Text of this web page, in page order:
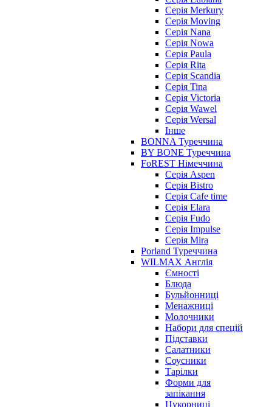
Серія Merkury
Серія Moving
Серія Nana
Серія Nowa
Серія Paula
Серія Rita
Серія Scandia
Серія Tina
Серія Victoria
Серія Wawel
Серія Wersal
Інше
BONNA Туреччина
BY BONE Туреччина
FoREST Німеччина
Серія Aspen
Серія Bistro
Серія Cafe time
Серія Elara
Серія Fudo
Серія Impulse
Серія Mira
Porland Туреччина
WILMAX Англія
Ємності
Блюда
Бульйонниці
Менажниці
Молочники
Набори для спецій
Підставки
Салатники
Соусники
Тарілки
Форми для
запікання
Цукорниці